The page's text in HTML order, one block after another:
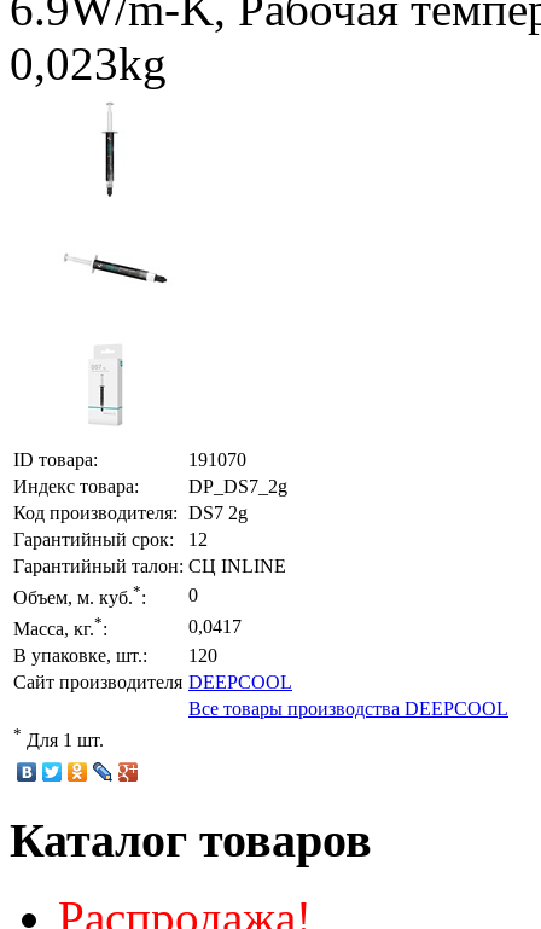
0,023kg
ID товара:
191070
Индекс товара:
DP_DS7_2g
Код производителя: DS7 2g
Гарантийный срок:
12
Гарантийный талон: СЦ INLINE
Объем, м. куб.*:
0
Масса, кг.*:
0,0417
В упаковке, шт.:
120
Сайт производителя DEEPCOOL
Все товары производства DEEPCOOL
* Для 1 шт.
Каталог товаров
Распродажа!